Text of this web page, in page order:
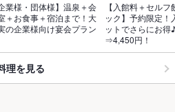
業様・団体様】温泉＋会
＋お食事＋宿泊まで！大
の企業様向け宴会プラン
【入館料＋セル
ック】予約限定！
ットでさらにお得
⇒4,450円！
理を見る